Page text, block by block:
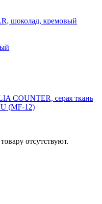
шоколад, кремовый
COUNTER, серая ткань
(MF-12)
отсутствуют.